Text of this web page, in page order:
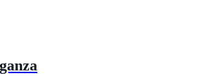
y una fuerza que lo desafía. Frío,
dispuesto a luchar por ella —aunque ese